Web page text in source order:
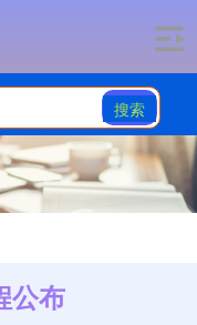
搜索
公布